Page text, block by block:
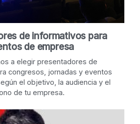
de informativos para
de empresa
a elegir presentadores de
congresos, jornadas y eventos
el objetivo, la audiencia y el
de tu empresa.